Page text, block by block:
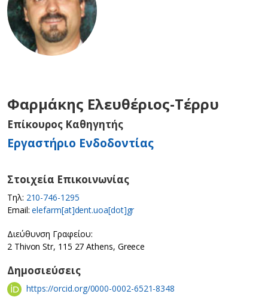
Φαρμάκης Ελευθέριος-Τέρρυ
Επίκουρος Καθηγητής
Εργαστήριο Ενδοδοντίας
Στοιχεία Επικοινωνίας
Τηλ: 210-746-1295
Email:elefarm[at]dent.uoa[dot]gr
Διεύθυνση Γραφείου:
2 Thivon Str, 115 27 Athens, Greece
Δημοσιεύσεις
https://orcid.org/0000-0002-6521-8348